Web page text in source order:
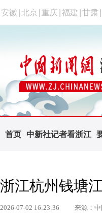
安徽 北京 重庆 福建 甘肃
首页 中新社记者看浙江
浙江杭州钱塘
2026-07-02 16:23:36 来源：